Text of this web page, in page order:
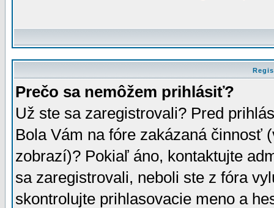
Prečo sa nemôžem prihlásiť?
Už ste sa zaregistrovali? Pred
Bola Vám na fóre zakázaná činnosť
zobrazí)? Pokiaľ áno, kontaktujte
sa zaregistrovali, neboli ste z fóra
skontrolujte prihlasovacie meno a